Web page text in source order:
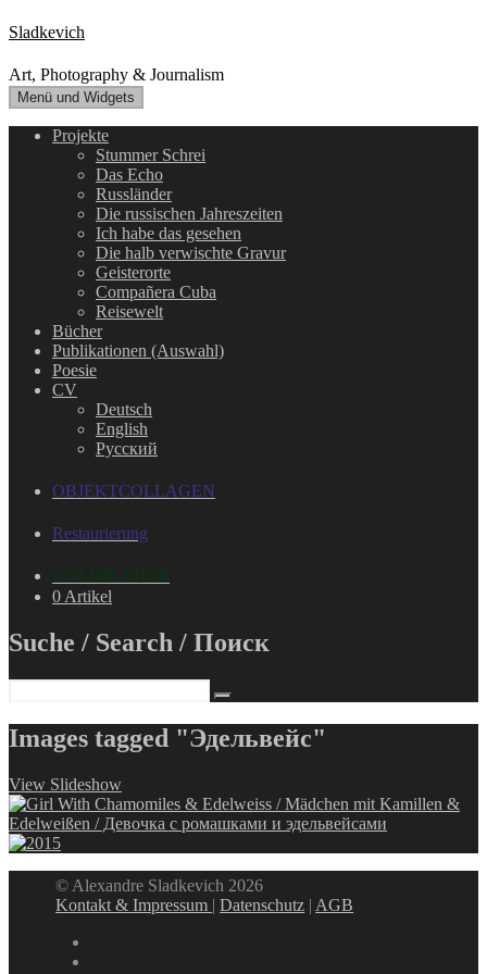
Zum
Inhalt
springen
Sladkevich
Art, Photography & Journalism
Menü und Widgets
Projekte
Stummer Schrei
Das Echo
Russländer
Die russischen Jahreszeiten
Ich habe das gesehen
Die halb verwischte Gravur
Geisterorte
Compañera Cuba
Reisewelt
Bücher
Publikationen (Auswahl)
Poesie
CV
Deutsch
English
Русский
OBJEKTCOLLAGEN
Restaurierung
ONLINE-SHOP
0 Artikel
Suche / Search / Поиск
Images tagged "Эдельвейс"
View Slideshow
© Alexandre Sladkevich 2026
Kontakt & Impressum |Datenschutz | AGB